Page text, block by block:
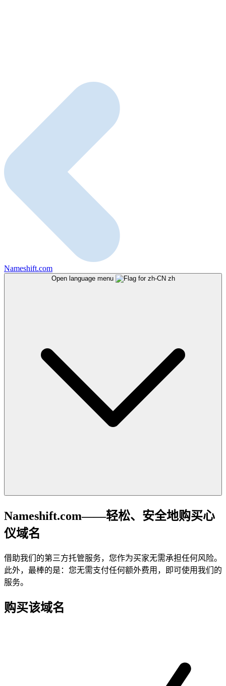
Nameshift.com
Open language menu zh
Nameshift.com——轻松、安全地购买心
仪域名
借助我们的第三方托管服务，您作为买家无需承担任何风险。
此外，最棒的是：您无需支付任何额外费用，即可使用我们的
服务。
购买该域名